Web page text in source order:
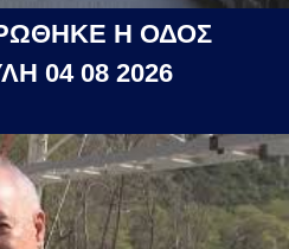
Η ΟΔΟΣ
04 08 2026